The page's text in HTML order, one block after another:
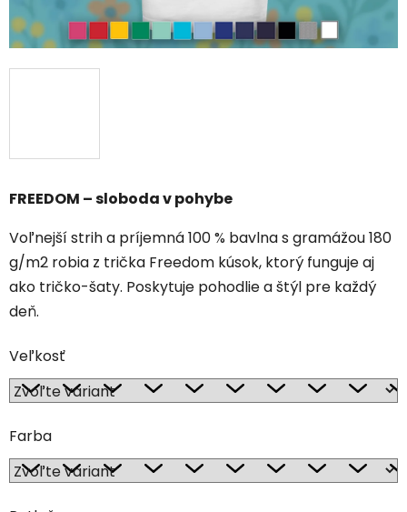
FREEDOM – sloboda v pohybe
Voľnejší strih a príjemná 100 % bavlna s gramážou 180
g/m2 robia z trička Freedom kúsok, ktorý funguje aj
ako tričko-šaty. Poskytuje pohodlie a štýl pre každý
deň.
Veľkosť
Farba